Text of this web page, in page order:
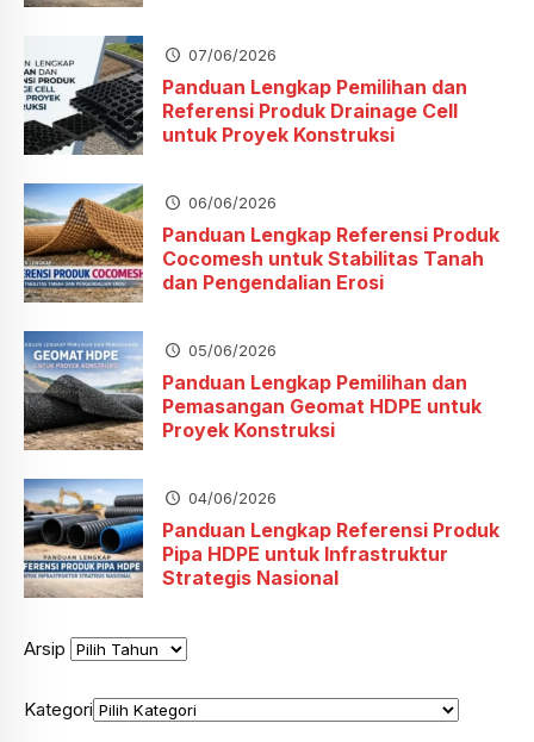
07/06/2026
Panduan Lengkap Pemilihan dan
Referensi Produk Drainage Cell
untuk Proyek Konstruksi
06/06/2026
Panduan Lengkap Referensi Produk
Cocomesh untuk Stabilitas Tanah
dan Pengendalian Erosi
05/06/2026
Panduan Lengkap Pemilihan dan
Pemasangan Geomat HDPE untuk
Proyek Konstruksi
04/06/2026
Panduan Lengkap Referensi Produk
Pipa HDPE untuk Infrastruktur
Strategis Nasional
Arsip
Kategori